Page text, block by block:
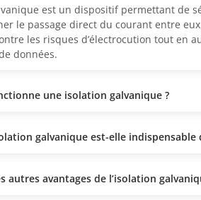
est un dispositif permettant de
le passage direct du courant entre
les risques d’électrocution tout en
données.
une isolation galvanique ?
galvanique est-elle indispensable
autres avantages de l’isolation